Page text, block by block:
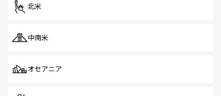
北米
中南米
オセアニア